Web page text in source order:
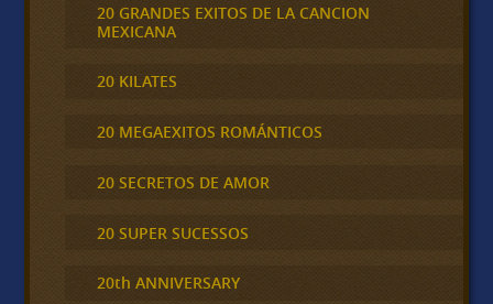
20 GRANDES EXITOS DE LA CANCION
MEXICANA
20 KILATES
20 MEGAEXITOS ROMÁNTICOS
20 SECRETOS DE AMOR
20 SUPER SUCESSOS
20th ANNIVERSARY